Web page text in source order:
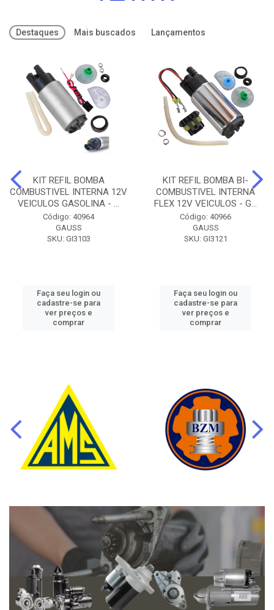
Destaques Mais buscados Lançamentos
KIT REFIL BOMBA
COMBUSTIVEL INTERNA 12V
VEICULOS GASOLINA - ...
Código: 40964
GAUSS
SKU: GI3103
Faça seu login ou
cadastre-se para
ver preços e
comprar
KIT REFIL BOMBA BI-
COMBUSTIVEL INTERNA
FLEX 12V VEICULOS - G...
Código: 40966
GAUSS
SKU: GI3121
Faça seu login ou
cadastre-se para
ver preços e
comprar